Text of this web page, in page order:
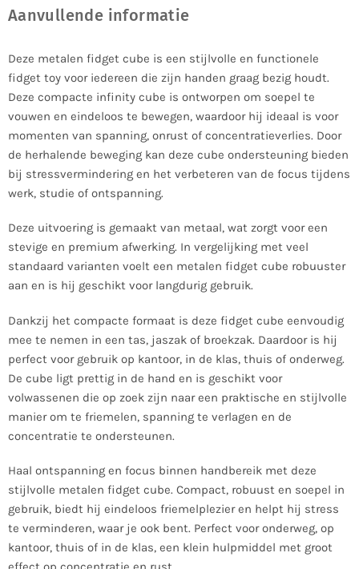
Aanvullende informatie
Deze metalen fidget cube is een stijlvolle en functionele
fidget toy voor iedereen die zijn handen graag bezig houdt.
Deze compacte infinity cube is ontworpen om soepel te
vouwen en eindeloos te bewegen, waardoor hij ideaal is voor
momenten van spanning, onrust of concentratieverlies. Door
de herhalende beweging kan deze cube ondersteuning bieden
bij stressvermindering en het verbeteren van de focus tijdens
werk, studie of ontspanning.
Deze uitvoering is gemaakt van metaal, wat zorgt voor een
stevige en premium afwerking. In vergelijking met veel
standaard varianten voelt een metalen fidget cube robuuster
aan en is hij geschikt voor langdurig gebruik.
Dankzij het compacte formaat is deze fidget cube eenvoudig
mee te nemen in een tas, jaszak of broekzak. Daardoor is hij
perfect voor gebruik op kantoor, in de klas, thuis of onderweg.
De cube ligt prettig in de hand en is geschikt voor
volwassenen die op zoek zijn naar een praktische en stijlvolle
manier om te friemelen, spanning te verlagen en de
concentratie te ondersteunen.
Haal ontspanning en focus binnen handbereik met deze
stijlvolle metalen fidget cube. Compact, robuust en soepel in
gebruik, biedt hij eindeloos friemelplezier en helpt hij stress
te verminderen, waar je ook bent. Perfect voor onderweg, op
kantoor, thuis of in de klas, een klein hulpmiddel met groot